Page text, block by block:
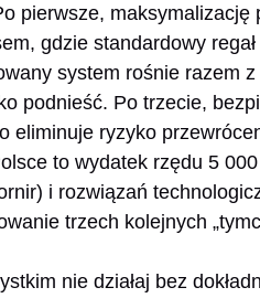
pierwsze,
gdzie standardowy
system rośnie razem
podnieść. Po trzecie,
eliminuje ryzyko
to wydatek rzędu 5
i rozwiązań
trzech kolejnych
nie działaj bez